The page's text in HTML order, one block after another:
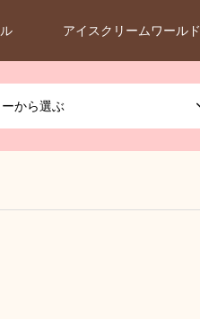
アイスクリームワールド
から選ぶ